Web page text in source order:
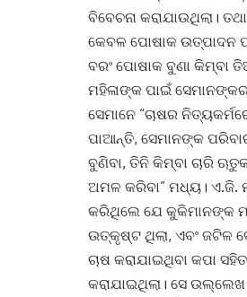
ବିବେଚନା କରାଯାଉଥିଲା।
କେବଳ ପୋଷାକ ଉତ୍ପାଦନ
ବରଂ ପୋଷାକ ବୁଣା କିମ୍ବା
ମହିଳାଙ୍କ ପାଇଁ
ସେମାନେ “ଚାଷର
ପାଆନ୍ତି, ସେମାନଙ୍କ
ବୁଣିବା, ତିନି କିମ୍ବା ଚାରି
ଅମଳ କରିବା” ମଧ୍ୟ।
କରିଥିଲେ ଯେ କୁକିମାନଙ୍କ
ଉତ୍କୃଷ୍ଟ ଥିଲା, ଏବଂ ଜଟିଳ
ଚାଷ କରାଯାଇଥିବା କପା
କରାଯାଇଥିଲା। ସେ